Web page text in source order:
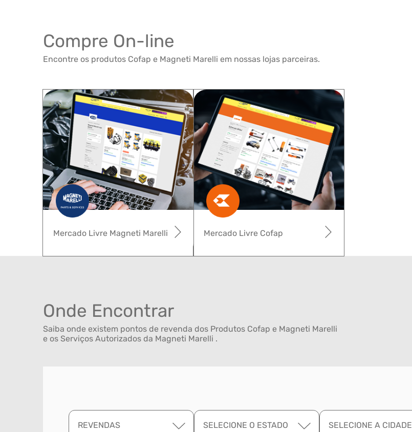
Compre On-line
Encontre os produtos Cofap e Magneti Marelli em nossas lojas parceiras.
Mercado Livre Cofap
Mercado Livre Magneti Marelli
Onde Encontrar
Saiba onde existem pontos de revenda dos Produtos Cofap e Magneti Marelli
e os Serviços Autorizados da Magneti Marelli .
REVENDAS SELECIONE O ESTADO SELECIONE A CIDADE